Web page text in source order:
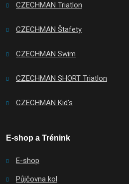
CZECHMAN Triatlon
CZECHMAN Štafety
CZECHMAN Swim
CZECHMAN SHORT Triatlon
CZECHMAN Kid's
E-shop a Trénink
E-shop
Půjčovna kol